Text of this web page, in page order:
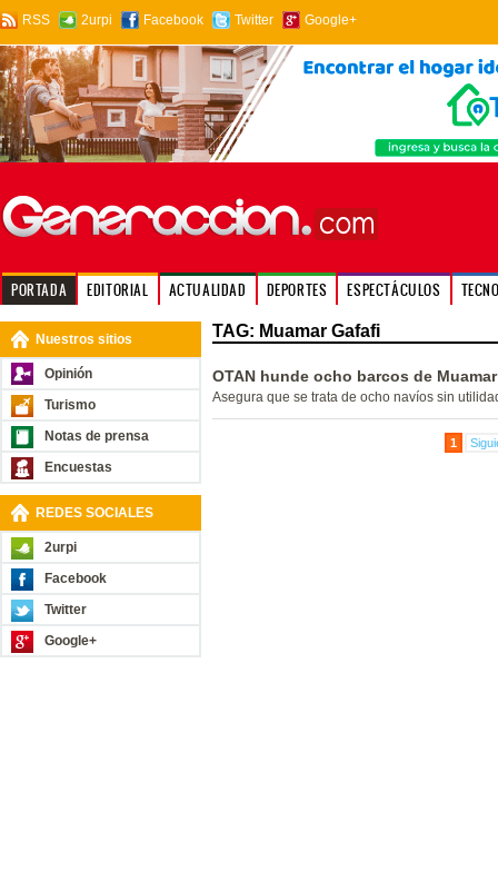
RSS 2urpi Facebook Twitter Google+
PORTADA EDITORIAL ACTUALIDAD DEPORTES ESPECTÁCULOS
Nuestros sitios
Opinión
Turismo
Notas de prensa
Encuestas
REDES SOCIALES
2urpi
Facebook
Twitter
Google+
TAG: Muamar Gafafi
OTAN hunde ocho barcos de
Asegura que se trata de ocho navíos sin
1